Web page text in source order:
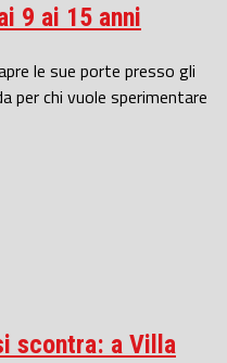
9 ai 15 anni
le sue porte presso gli
per chi vuole sperimentare
scontra: a Villa